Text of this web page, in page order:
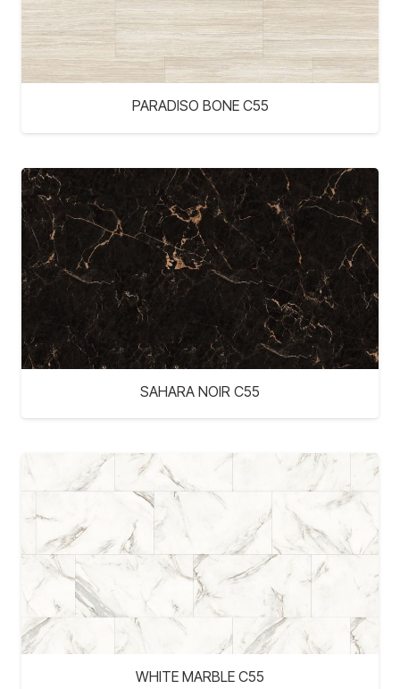
PARADISO BONE C55
SAHARA NOIR C55
WHITE MARBLE C55